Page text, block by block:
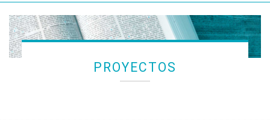
PROYECTOS